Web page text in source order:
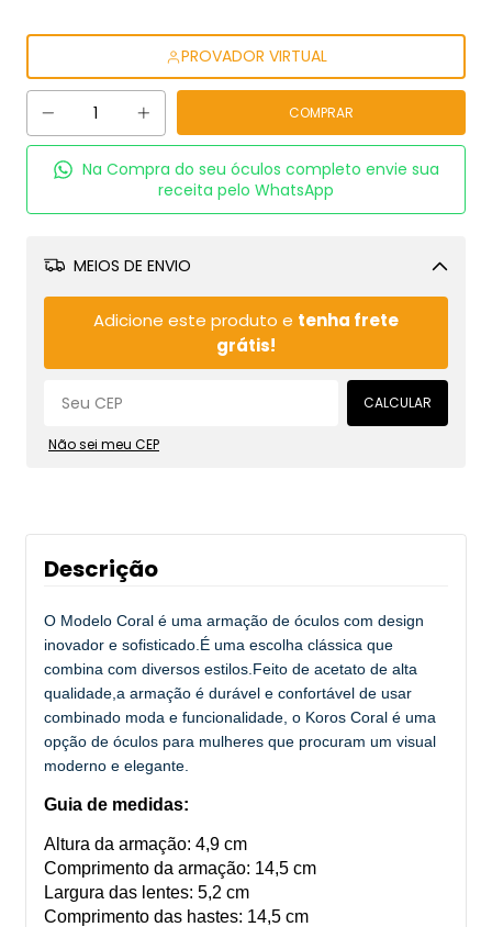
PROVADOR VIRTUAL
Na Compra do seu óculos completo envie sua
receita pelo WhatsApp
MEIOS DE ENVIO
Adicione este produto e tenha frete
grátis!
CALCULAR
Não sei meu CEP
Descrição
O Modelo Coral é uma armação de óculos com design
inovador e sofisticado.É uma escolha clássica que
combina com diversos estilos.Feito de acetato de alta
qualidade,a armação é durável e confortável de usar
combinado moda e funcionalidade, o Koros Coral é uma
opção de óculos para mulheres que procuram um visual
moderno e elegante.
Guia de medidas:
Altura da armação: 4,9 cm
Comprimento da armação: 14,5 cm
Largura das lentes: 5,2 cm
Comprimento das hastes: 14,5 cm